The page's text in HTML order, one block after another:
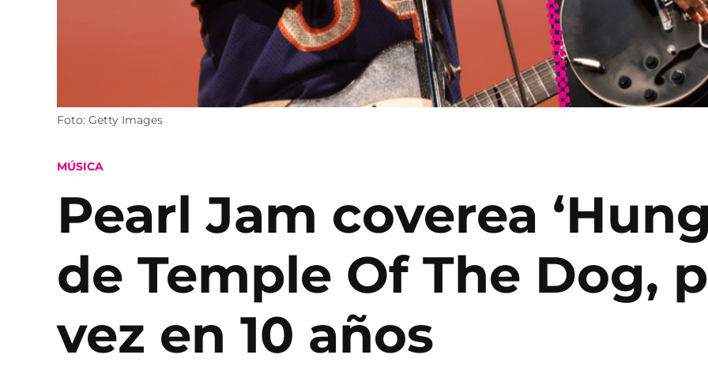
Foto: Getty Images
POSTED
MÚSICA
Pearl Jam coverea
de Temple Of The Dog,
vez en 10 años